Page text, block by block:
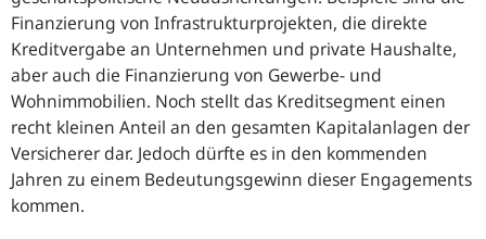
Finanzierung von Infrastrukturprojekten, die direkte
Kreditvergabe an Unternehmen und private Haushalte,
aber auch die Finanzierung von Gewerbe- und
Wohnimmobilien. Noch stellt das Kreditsegment einen
recht kleinen Anteil an den gesamten Kapitalanlagen der
Versicherer dar. Jedoch dürfte es in den kommenden
Jahren zu einem Bedeutungsgewinn dieser Engagements
kommen.